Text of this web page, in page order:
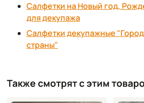
Салфетки на Новый год,
для декупажа
Салфетки декупажные
страны"
Также смотрят с этим